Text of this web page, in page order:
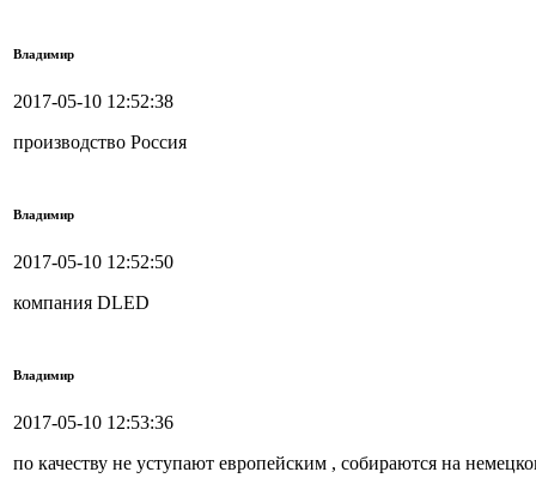
Владимир
2017-05-10 12:52:38
производство Россия
Владимир
2017-05-10 12:52:50
компания DLED
Владимир
2017-05-10 12:53:36
по качеству не уступают европейским , собираются на